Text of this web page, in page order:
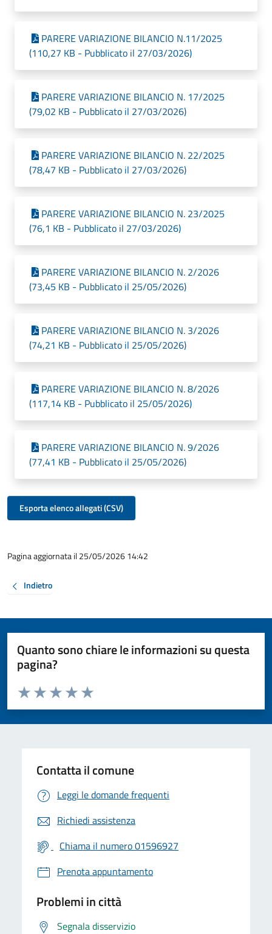
PARERE VARIAZIONE BILANCIO N.11/2025
(110,27 KB - Pubblicato il 27/03/2026)
PARERE VARIAZIONE BILANCIO N. 17/2025
(79,02 KB - Pubblicato il 27/03/2026)
PARERE VARIAZIONE BILANCIO N. 22/2025
(78,47 KB - Pubblicato il 27/03/2026)
PARERE VARIAZIONE BILANCIO N. 23/2025
(76,1 KB - Pubblicato il 27/03/2026)
PARERE VARIAZIONE BILANCIO N. 2/2026
(73,45 KB - Pubblicato il 25/05/2026)
PARERE VARIAZIONE BILANCIO N. 3/2026
(74,21 KB - Pubblicato il 25/05/2026)
PARERE VARIAZIONE BILANCIO N. 8/2026
(117,14 KB - Pubblicato il 25/05/2026)
PARERE VARIAZIONE BILANCIO N. 9/2026
(77,41 KB - Pubblicato il 25/05/2026)
Esporta elenco allegati (CSV)
Pagina aggiornata il 25/05/2026 14:42
Indietro
Quanto sono chiare le informazioni su questa
pagina?
Valuta da 1 a 5 stelle la pagina
Valuta 5 stelle su 5
Valuta 4 stelle su 5
Valuta 3 stelle su 5
Valuta 2 stelle su 5
Valuta 1 stelle su 5
Contatta il comune
Leggi le domande frequenti
Richiedi assistenza
Chiama il numero 01596927
Prenota appuntamento
Problemi in città
Segnala disservizio